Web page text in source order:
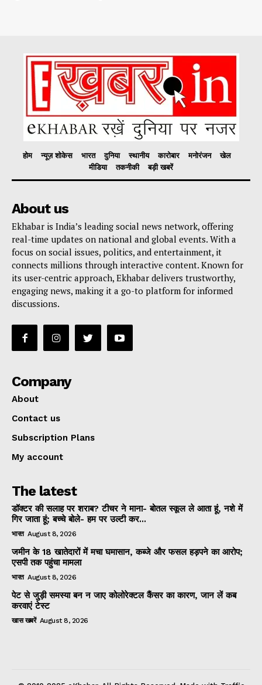
होम न्यूज़ शोकेस भारत दुनिया स्थानीय कारोबार मनोरंजन
खेल
मीडिया
तकनीकी बड़ी खबरें
About us
Ekhabar is India’s leading social news network, offering
real-time updates on national and global events. With a
focus on social issues, politics, and entertainment, it
connects millions through interactive content. Known for
its user-centric approach, Ekhabar delivers trustworthy,
engaging news, making it a go-to platform for informed
discussions.
Company
About
Contact us
Subscription Plans
My account
The latest
डॉक्टर की सलाह पर शराब? टीचर ने माना- बोतल स्कूल ले आता हूं, नशे में
गिर जाता हूं; बच्चे बोले- हम पर उल्टी कर...
भारत August 8, 2026
जमीन के 18 खातेदारों में मचा घमासान, कब्जे और फसल हड़पने का आरोप;
एसपी तक पहुंचा मामला
भारत August 8, 2026
पेट से जुड़ी समस्या बन न जाए कोलोरेक्टल कैंसर का कारण, जान लें कब
करवाएं टेस्ट
खास खबरें August 8, 2026